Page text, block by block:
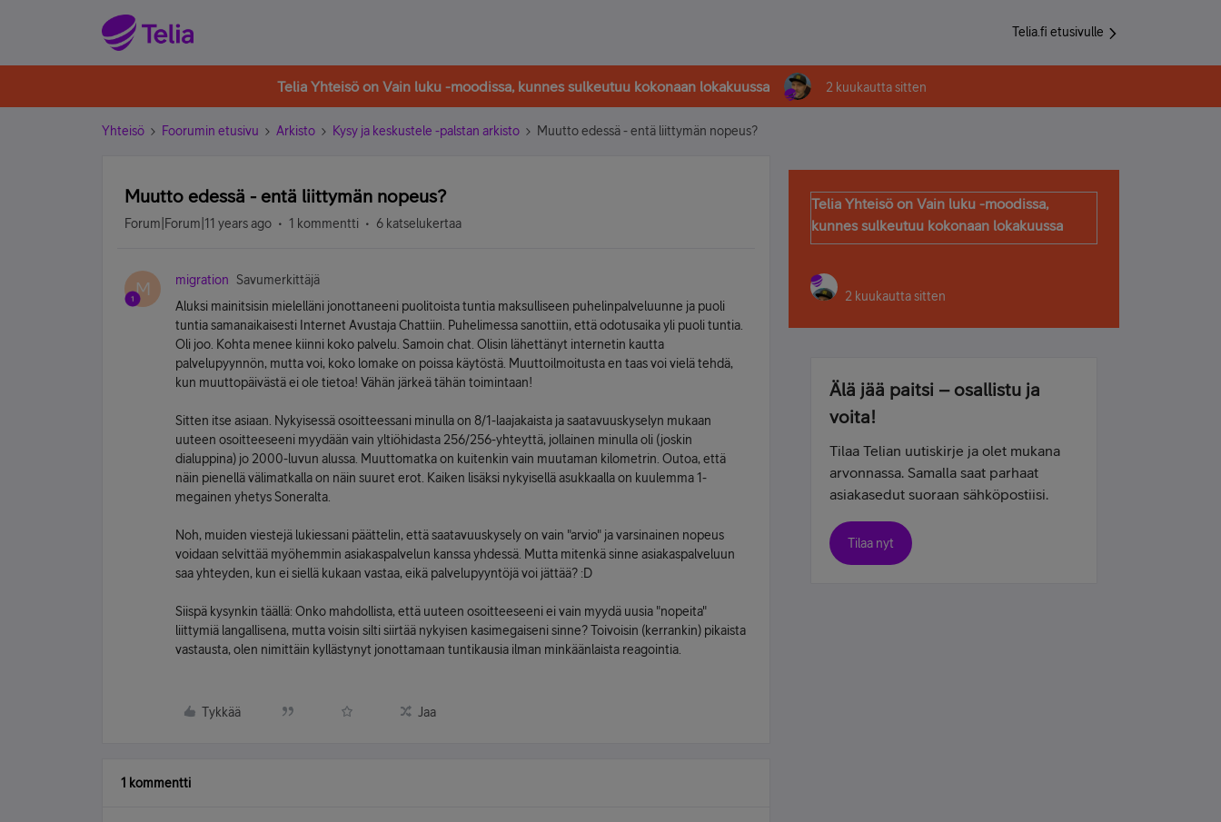
Telia.fi etusivulle
Telia Yhteisö on Vain luku -moodissa, kunnes sulkeutuu kokonaan lokakuussa 2 kuukautta sitten
Yhteisö Foorumin etusivu Arkisto Kysy ja keskustele -palstan arkisto Muutto edessä - entä liittymän nopeus?
Muutto edessä - entä liittymän nopeus?
Forum|Forum|11 years ago 1 kommentti 6 katselukertaa
M migration
Savumerkittäjä
Aluksi mainitsisin mielelläni jonottaneeni puolitoista tuntia maksulliseen puhelinpalveluunne ja puoli
tuntia samanaikaisesti Internet Avustaja Chattiin. Puhelimessa sanottiin, että odotusaika yli puoli tuntia.
Oli joo. Kohta menee kiinni koko palvelu. Samoin chat. Olisin lähettänyt internetin kautta
palvelupyynnön, mutta voi, koko lomake on poissa käytöstä. Muuttoilmoitusta en taas voi vielä tehdä,
kun muuttopäivästä ei ole tietoa! Vähän järkeä tähän toimintaan!
Sitten itse asiaan. Nykyisessä osoitteessani minulla on 8/1-laajakaista ja saatavuuskyselyn mukaan
uuteen osoitteeseeni myydään vain yltiöhidasta 256/256-yhteyttä, jollainen minulla oli (joskin
dialuppina) jo 2000-luvun alussa. Muuttomatka on kuitenkin vain muutaman kilometrin. Outoa, että
näin pienellä välimatkalla on näin suuret erot. Kaiken lisäksi nykyisellä asukkaalla on kuulemma 1-
megainen yhetys Soneralta.
Noh, muiden viestejä lukiessani päättelin, että saatavuuskysely on vain "arvio" ja varsinainen nopeus
voidaan selvittää myöhemmin asiakaspalvelun kanssa yhdessä. Mutta mitenkä sinne asiakaspalveluun
saa yhteyden, kun ei siellä kukaan vastaa, eikä palvelupyyntöjä voi jättää? :D
Siispä kysynkin täällä: Onko mahdollista, että uuteen osoitteeseeni ei vain myydä uusia "nopeita"
liittymiä langallisena, mutta voisin silti siirtää nykyisen kasimegaiseni sinne? Toivoisin (kerrankin) pikaista
vastausta, olen nimittäin kyllästynyt jonottamaan tuntikausia ilman minkäänlaista reagointia.
Tykkää Jaa
1 kommentti
Telia Yhteisö on Vain luku -moodissa,
kunnes sulkeutuu kokonaan lokakuussa
2 kuukautta sitten
Älä jää paitsi – osallistu ja
voita!
Tilaa Telian uutiskirje ja olet mukana
arvonnassa. Samalla saat parhaat
asiakasedut suoraan sähköpostiisi.
Tilaa nyt